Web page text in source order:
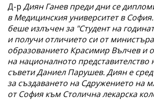
Д-р Диян Ганев преди дни се
в Медицинския университет в
беше излъчен за "Студент на
и получи отличието си от
образованието Красимир Вълчев и
на националното представителство
съвети Даниел Парушев. Диян е
за създаването на Сдружението на
от София към Столична лекарска